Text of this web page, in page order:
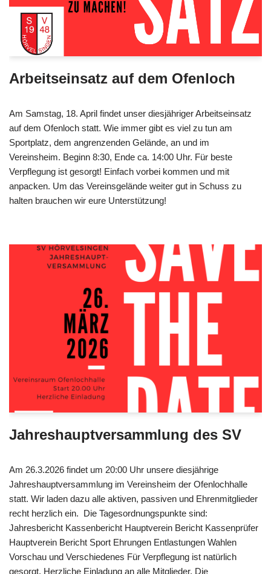
Arbeitseinsatz auf dem Ofenloch
Am Samstag, 18. April findet unser diesjähriger Arbeitseinsatz
auf dem Ofenloch statt. Wie immer gibt es viel zu tun am
Sportplatz, dem angrenzenden Gelände, an und im
Vereinsheim. Beginn 8:30, Ende ca. 14:00 Uhr. Für beste
Verpflegung ist gesorgt! Einfach vorbei kommen und mit
anpacken. Um das Vereinsgelände weiter gut in Schuss zu
halten brauchen wir eure Unterstützung!
Jahreshauptversammlung des SV
Am 26.3.2026 findet um 20:00 Uhr unsere diesjährige
Jahreshauptversammlung im Vereinsheim der Ofenlochhalle
statt. Wir laden dazu alle aktiven, passiven und Ehrenmitglieder
recht herzlich ein. Die Tagesordnungspunkte sind:
Jahresbericht Kassenbericht Hauptverein Bericht Kassenprüfer
Hauptverein Bericht Sport Ehrungen Entlastungen Wahlen
Vorschau und Verschiedenes Für Verpflegung ist natürlich
gesorgt. Herzliche Einladung an alle Mitglieder. Die